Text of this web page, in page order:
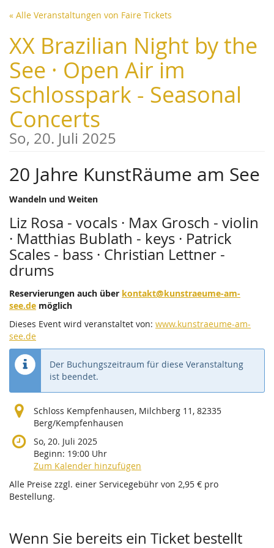
Zum
Inhalt
springen
« Alle Veranstaltungen von Faire Tickets
XX Brazilian Night by the
See · Open Air im
Schlosspark - Seasonal
Concerts
So, 20. Juli 2025
20 Jahre KunstRäume am See
Wandeln und Weiten
Liz Rosa - vocals · Max Grosch - violin
· Matthias Bublath - keys · Patrick
Scales - bass · Christian Lettner -
drums
Reservierungen auch über kontakt@kunstraeume-am-
see.de möglich
Dieses Event wird veranstaltet von: www.kunstraeume-am-
see.de
Der Buchungszeitraum für diese Veranstaltung
ist beendet.
Schloss Kempfenhausen, Milchberg 11, 82335
Berg/Kempfenhausen
So, 20. Juli 2025
Beginn: 19:00 Uhr
Zum Kalender hinzufügen
Alle Preise zzgl. einer Servicegebühr von 2,95 € pro
Bestellung.
Wenn Sie bereits ein Ticket bestellt